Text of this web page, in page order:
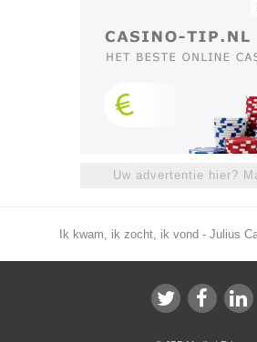
Uw advertentie hier?
Ik kwam, ik zocht, ik vond - Julius